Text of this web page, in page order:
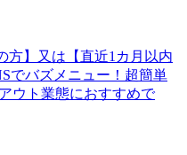
方】又は【直近1カ月以内
でバズメニュー！超簡単
ウト業態におすすめで